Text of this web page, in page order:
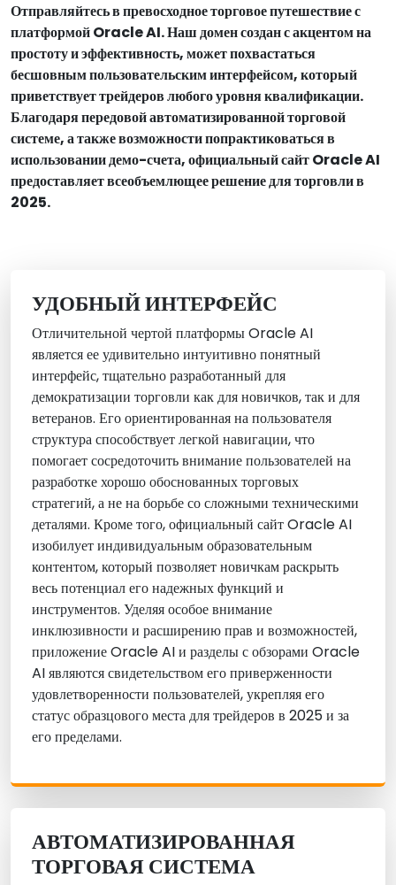
Отправляйтесь в превосходное торговое путешествие с
платформой Oracle AI. Наш домен создан с акцентом на
простоту и эффективность, может похвастаться
бесшовным пользовательским интерфейсом, который
приветствует трейдеров любого уровня квалификации.
Благодаря передовой автоматизированной торговой
системе, а также возможности попрактиковаться в
использовании демо-счета, официальный сайт Oracle AI
предоставляет всеобъемлющее решение для торговли в
2025.
УДОБНЫЙ ИНТЕРФЕЙС
Отличительной чертой платформы Oracle AI
является ее удивительно интуитивно понятный
интерфейс, тщательно разработанный для
демократизации торговли как для новичков, так и для
ветеранов. Его ориентированная на пользователя
структура способствует легкой навигации, что
помогает сосредоточить внимание пользователей на
разработке хорошо обоснованных торговых
стратегий, а не на борьбе со сложными техническими
деталями. Кроме того, официальный сайт Oracle AI
изобилует индивидуальным образовательным
контентом, который позволяет новичкам раскрыть
весь потенциал его надежных функций и
инструментов. Уделяя особое внимание
инклюзивности и расширению прав и возможностей,
приложение Oracle AI и разделы с обзорами Oracle
AI являются свидетельством его приверженности
удовлетворенности пользователей, укрепляя его
статус образцового места для трейдеров в 2025 и за
его пределами.
АВТОМАТИЗИРОВАННАЯ
ТОРГОВАЯ СИСТЕМА